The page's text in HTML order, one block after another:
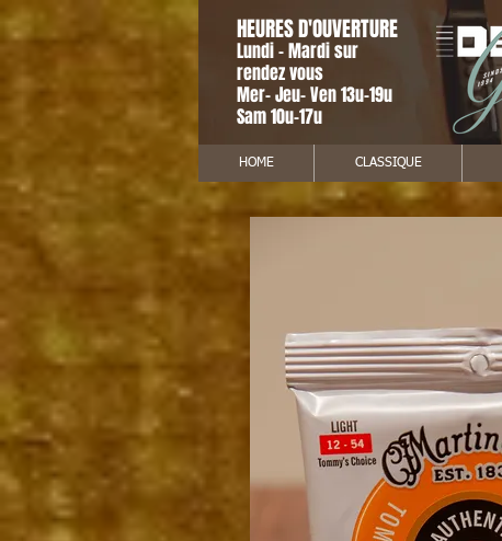
HEURES D'OUVERTURE
Lundi - Mardi sur
rendez vous
Mer- Jeu- Ven 13u-19u
Sam 10u-17u
HOME CLASSIQUE